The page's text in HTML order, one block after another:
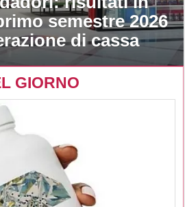
semestre 2026
di cassa
GIORNO